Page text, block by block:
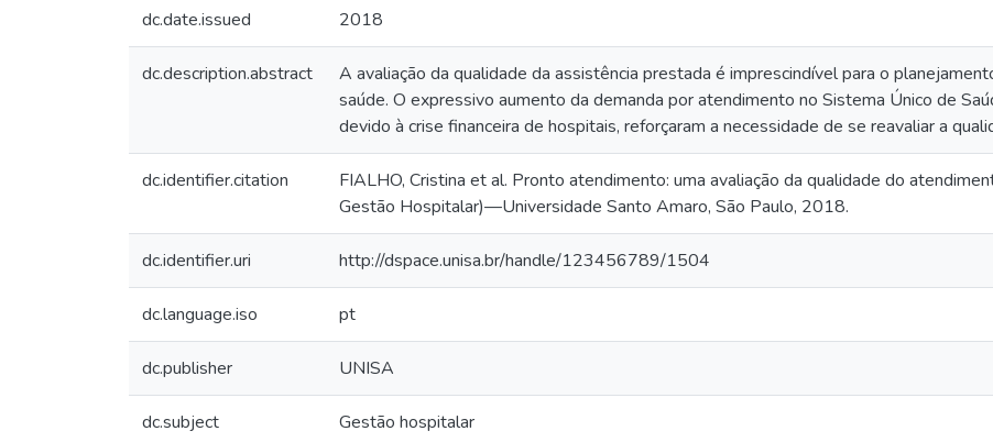
dc.date.issued 2018
dc.description.abstract
A avaliação da qualidade da assistência prestada é imprescindível para o
saúde. O expressivo aumento da demanda por atendimento no Sistema Único de
devido à crise financeira de hospitais, reforçaram a necessidade de se reavaliar a
dc.identifier.citation
FIALHO, Cristina et al. Pronto atendimento: uma avaliação da qualidade do
Gestão Hospitalar)—Universidade Santo Amaro, São Paulo, 2018.
dc.identifier.uri http://dspace.unisa.br/handle/123456789/1504
dc.language.iso pt
dc.publisher UNISA
dc.subject Gestão hospitalar